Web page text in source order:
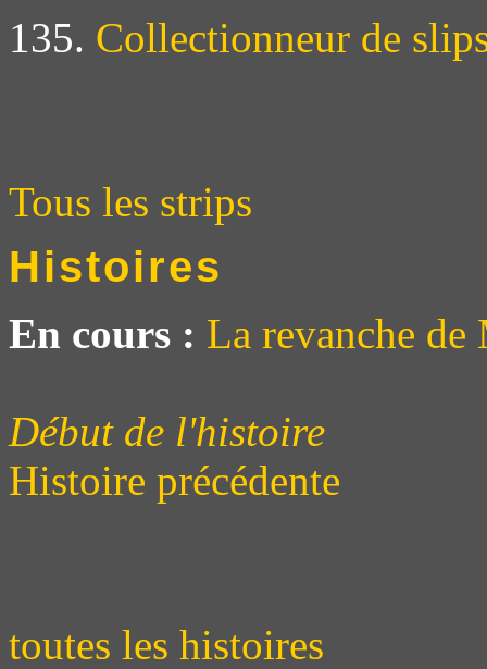
135. Collectionneur de
Tous les strips
Histoires
En cours : La revanche de
Début de l'histoire
Histoire précédente
toutes les histoires